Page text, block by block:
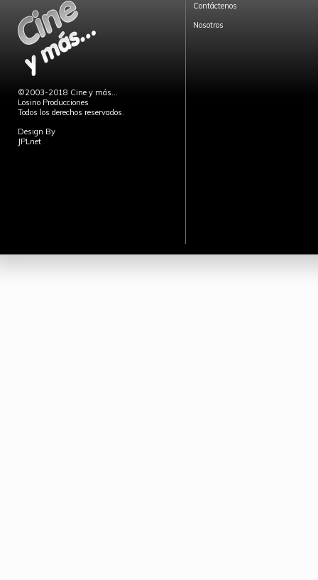
©2003-2018 Cine y más...
Losino Producciones
Todos los derechos reservados.
Design By
JPLnet
Contáctenos
Nosotros